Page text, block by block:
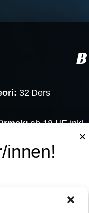
32 Ders
ab 18 UE inkl.
Şimdi üye Ol
innen!